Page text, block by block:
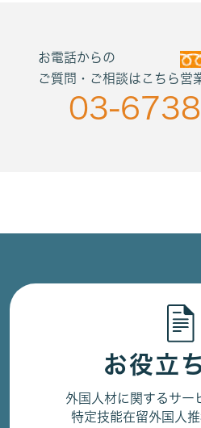
お電話からの
ご質問・ご相談はこちら営
03-
お役立
外国人材に関するサー
特定技能在留外国人